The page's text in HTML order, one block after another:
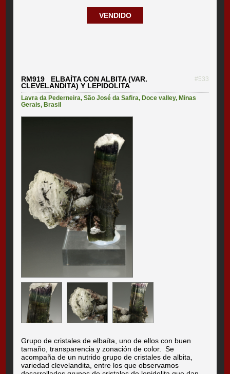
VENDIDO
RM919 ELBAÍTA CON ALBITA (VAR.
CLEVELANDITA) Y LEPIDOLITA
#533
Lavra da Pederneira,São José da Safira,Doce valley,Minas
Gerais,Brasil
Grupo de cristales de elbaíta, uno de ellos con buen
tamaño, transparencia y zonación de color. Se
acompaña de un nutrido grupo de cristales de albita,
variedad clevelandita, entre los que observamos